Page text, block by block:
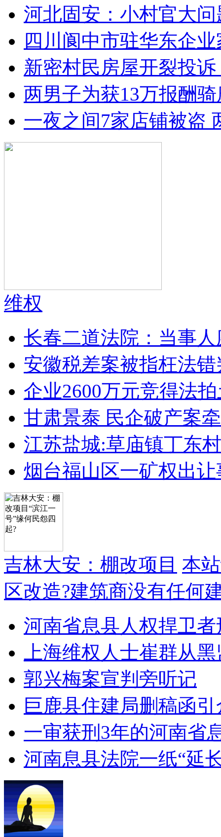
河北固安：小村官大问
四川阆中市驻华东企
新密村民房屋开裂投
两男子为获13万报酬
一夜之间7家店铺被盗
维权
长春二道法院：当事
安徽税差案被指枉法
企业2600万元竞得法
甘肃景泰 民企破产案
江苏盐城:草庙镇丁东
烟台福山区一矿权出
吉林大安：棚改项目 本
区改造?建筑商没有任何
河南省息县人权捍卫
上海维权人士崔群从
郭兴梅案宣判旁听记
巨鹿县住建局删稿函
一审获刑3年的河南省
河南息县法院一纸“延